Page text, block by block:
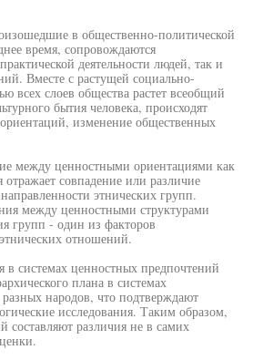
в общественно-политической
время, сопровождаются
деятельности людей, так и
Вместе с растущей социально-
всех слоев общества растет всеобщий
бытия человека, происходят
изменение общественных
между ценностными ориентациями как
отражает совпадение или различие
этнических групп.
между ценностными структурами
групп - один из факторов
отношений.
в системах ценностных предпочтений
плана в системах
народов, что подтверждают
исследования. Таким образом,
составляют различия не в самих